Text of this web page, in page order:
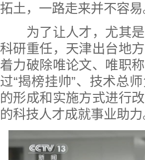
拓土，一路走来并不容易
为了让人才，尤其是
科研重任，天津出台地
着力破除唯论文、唯职
过“揭榜挂帅”、技术总
的形成和实施方式进行
的科技人才成就事业助力